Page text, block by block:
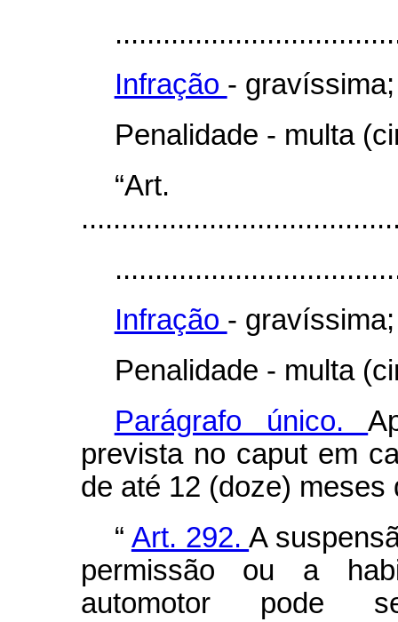
Infração - gravíssima;
Penalidade - multa
Infração - gravíssima;
Penalidade - multa
Parágrafo único.
prevista no caput em
de até 12 (doze) meses
“ Art. 292.A
permissão ou a
automotor pode